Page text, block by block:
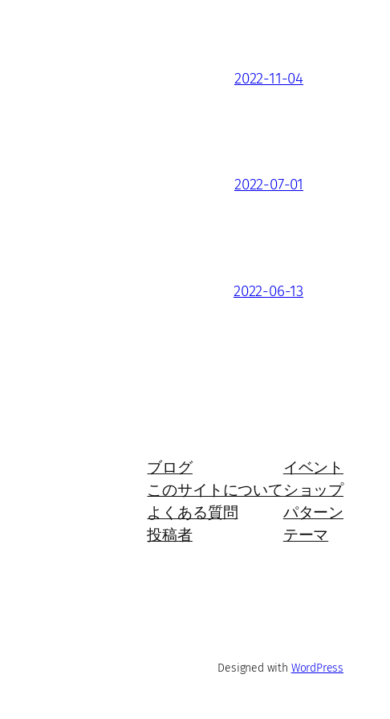
2022-11-04
2022-07-01
2022-06-13
ブログ
このサイトについて
よくある質問
投稿者
イベント
ショップ
パターン
テーマ
Designed with WordPress